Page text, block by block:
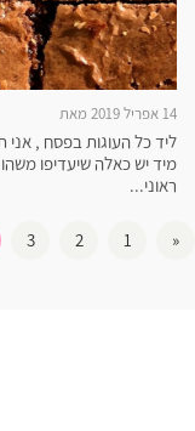
14 אפריל 2019 מאת
ליד כל העוגות בפסח , אני
מיד יש כאלה שיעדיפו
ראוני...
«
1
2
3